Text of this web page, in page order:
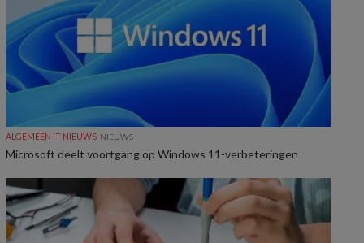
ALGEMEEN IT NIEUWS NIEUWS
Microsoft deelt voortgang op Windows 11-verbeteringen